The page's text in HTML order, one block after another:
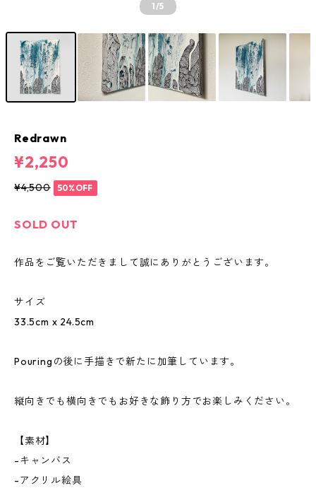
1/5
Redrawn
¥2,250
¥4,500 50%OFF
SOLD OUT
作品をご覧いただきまして誠にありがとうございます。
サイズ
33.5cm x 24.5cm
Pouringの後に手描きで新たに加筆しています。
縦向きでも横向きでもお好きな飾り方でお楽しみください。
【素材】
-キャンバス
-アクリル絵具